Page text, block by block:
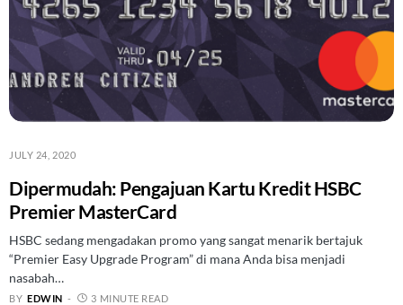
JULY 24, 2020
Dipermudah: Pengajuan Kartu Kredit HSBC
Premier MasterCard
HSBC sedang mengadakan promo yang sangat menarik bertajuk
“Premier Easy Upgrade Program” di mana Anda bisa menjadi
nasabah…
BY EDWIN 3 MINUTE READ